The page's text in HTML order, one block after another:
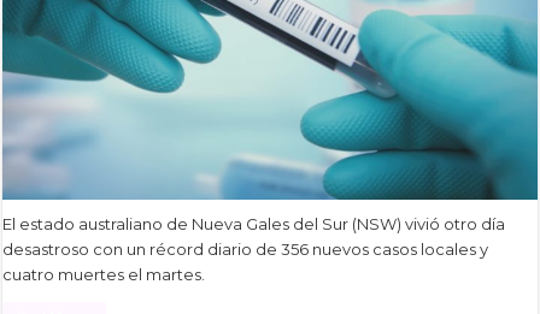
El estado australiano de Nueva Gales del Sur (NSW) vivió otro día
desastroso con un récord diario de 356 nuevos casos locales y
cuatro muertes el martes.